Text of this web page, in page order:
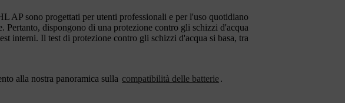
AP sono progettati per utenti professionali e per l'uso quotidiano
Pertanto, dispongono di una protezione contro gli schizzi d'acqua
interni. Il test di protezione contro gli schizzi d'acqua si basa, tra
alla nostra panoramica sulla compatibilità delle batterie.